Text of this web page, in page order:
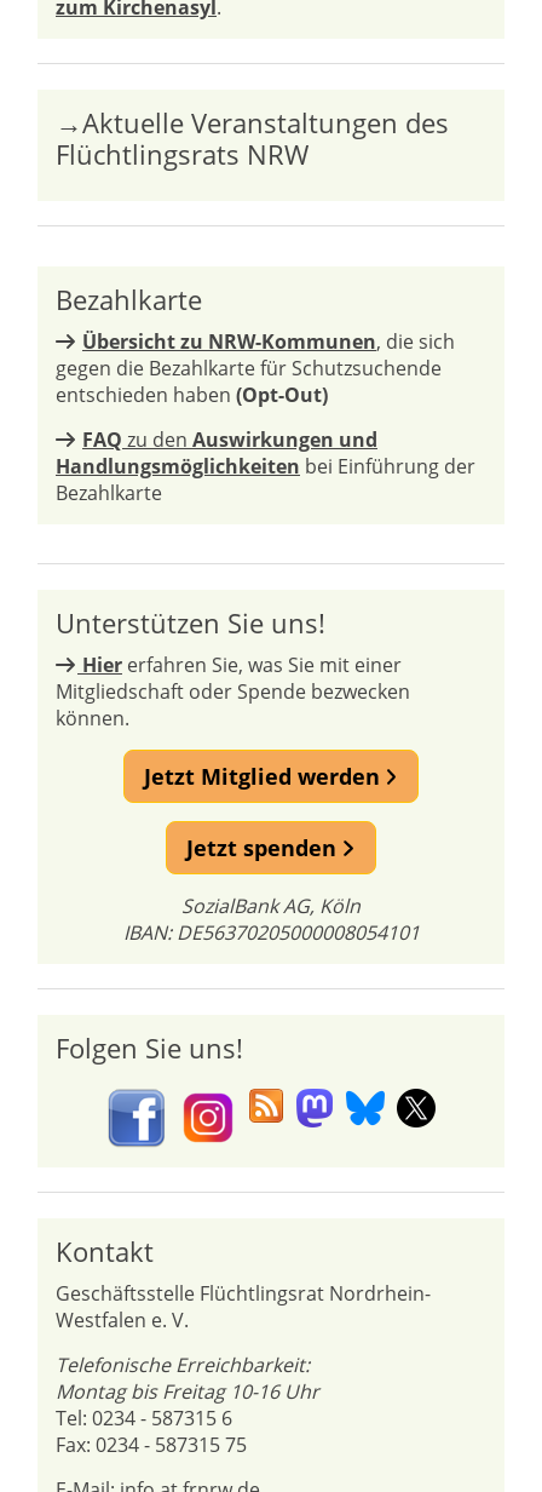
zum Kirchenasyl .
→Aktuelle Veranstaltungen des
Flüchtlingsrats NRW
Bezahlkarte
Übersicht zu NRW-Kommunen, die sich
gegen die Bezahlkarte für Schutzsuchende
entschieden haben (Opt-Out)
FAQ zu den Auswirkungen und
Handlungsmöglichkeiten bei Einführung der
Bezahlkarte
Unterstützen Sie uns!
Hier erfahren Sie, was Sie mit einer
Mitgliedschaft oder Spende bezwecken
können.
Jetzt Mitglied werden
Jetzt spenden
SozialBank AG, Köln
IBAN: DE56370205000008054101
Folgen Sie uns!
Kontakt
Geschäftsstelle Flüchtlingsrat Nordrhein-
Westfalen e. V.
Telefonische Erreichbarkeit:
Montag bis Freitag 10-16 Uhr
Tel: 0234 - 587315 6
Fax: 0234 - 587315 75